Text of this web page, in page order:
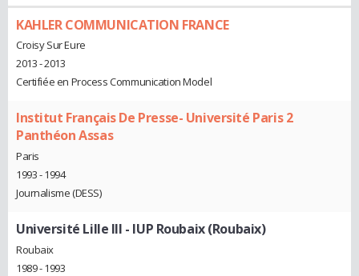
KAHLER COMMUNICATION FRANCE
Croisy Sur Eure
2013 - 2013
Certifiée en Process Communication Model
Institut Français De Presse- Université Paris 2
Panthéon Assas
Paris
1993 - 1994
Journalisme (DESS)
Université Lille III - IUP Roubaix (Roubaix)
Roubaix
1989 - 1993